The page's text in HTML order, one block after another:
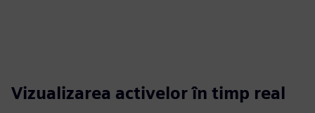
Vizualizarea activelor în timp real